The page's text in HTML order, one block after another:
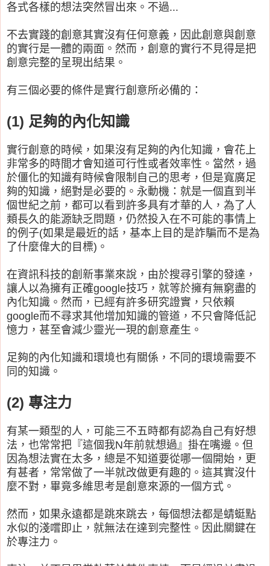
各式各樣的想法突然冒出來。不過...
不去實踐的創意其實沒有任何意義，因此創意與創意
的實行是一體的兩面。然而，創意的實行不見得是把
創意完整的呈現出結果。
有三個必要的條件是實行創意所必備的：
(1) 足夠的內化知識
實行創意的時候，如果沒有足夠的內化知識，會花上
非常多的時間才會知道可行性或者效率性。當然，過
於僵化的知識有時候會限制自己的思考，但是寬廣足
夠的知識，絕對是必要的。永動機：就是一個直到半
個世紀之前，都可以看到許多具有才華的人，為了人
類長久的能源缺乏問題，仍然投入在不可能的事情上
的例子(如果是最近的話，基本上目的是詐騙而不是為
了什麼偉大的目標)。
在資訊科技的創新事業來說，由於搜尋引擎的發達，
讓人以為擁有正確google技巧，就等於擁有無窮盡的
內化知識。然而，已經有許多研究證實，只依賴
google而不尋求其他增加知識的管道，不只會降低記
憶力，甚至會減少靈光一現的創意產生。
足夠的內化知識和環境也有關係，不同的環境需要不
同的知識。
(2) 專注力
有某一類型的人，可能三不五時都有認為自己有好想
法，也常常把『這個我N年前就想過』掛在嘴邊。但
因為想法實在太多，總是不知道要從哪一個開始，更
有甚者，常常做了一半就改做更有趣的。這其實沒什
麼不對，畢竟多維思考是創意來源的一個方式。
然而，如果永遠都是跳來跳去，每個想法都是蜻蜓點
水似的淺嚐即止，就無法在達到完整性。因此關鍵在
於專注力。